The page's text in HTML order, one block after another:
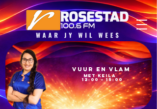
12:00 – 15:00
met Keila
Vuur en Vlam